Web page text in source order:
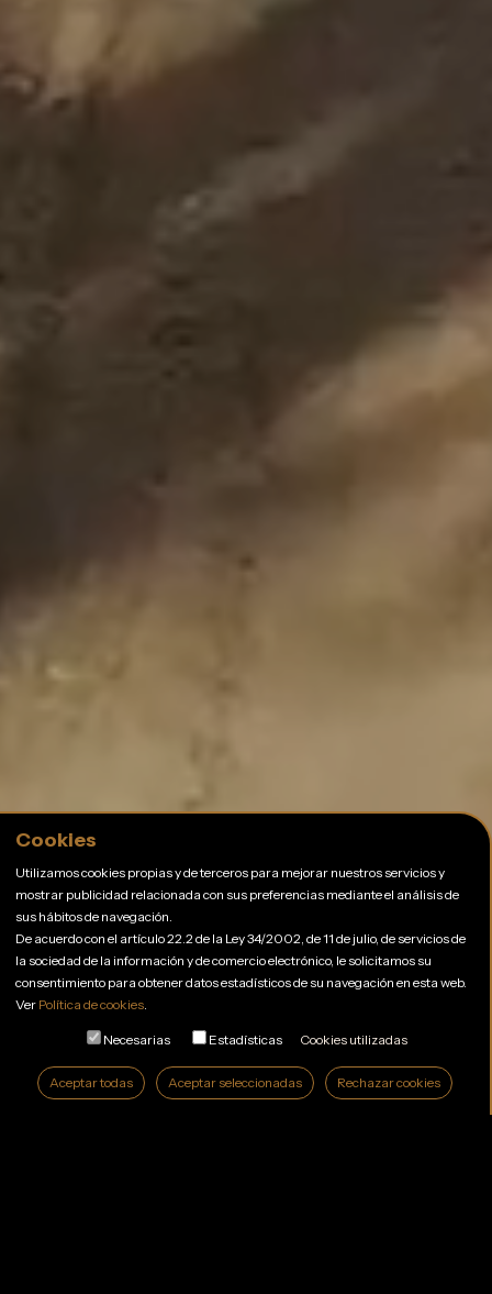
Cookies
Utilizamos cookies propias y de terceros para mejorar nuestros servicios y
mostrar publicidad relacionada con sus preferencias mediante el análisis de
sus hábitos de navegación.
De acuerdo con el artículo 22.2 de la Ley 34/2002, de 11 de julio, de servicios de
la sociedad de la información y de comercio electrónico, le solicitamos su
consentimiento para obtener datos estadísticos de su navegación en esta web.
Ver Política de cookies.
Necesarias Estadísticas Cookies utilizadas
Aceptar todas Aceptar seleccionadas Rechazar cookies